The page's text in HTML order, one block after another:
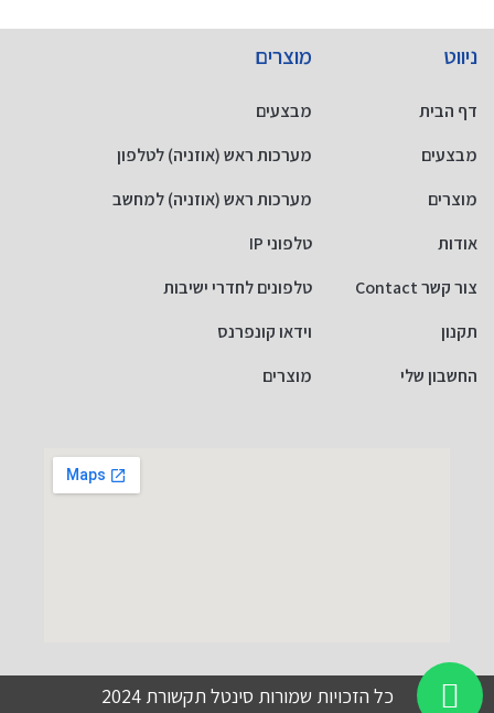
ניווט
דף הבית
מבצעים
מוצרים
אודות
צור קשר Contact
תקנון
החשבון שלי
מוצרים
מבצעים
מערכות ראש (אוזניה) לטלפון
מערכות ראש (אוזניה) למחשב
טלפוני IP
טלפונים לחדרי ישיבות
וידאו קונפרנס
מוצרים
כל הזכויות שמורות סינטל תקשורת 2024